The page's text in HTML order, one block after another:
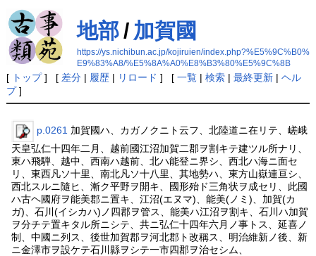
地部/ 加賀國
https://ys.nichibun.ac.jp/kojiruien/index.php?%E5%9C%B0%
E9%83%A8/%E5%8A%A0%E8%B3%80%E5%9C%8B
[ トップ] [ 差分| 履歴| リロード ] [ 一覧| 検索| 最終更新| ヘル
プ]
p.0261 加賀國ハ、カガノクニト云フ、北陸道ニ在リテ、嵯峨
天皇弘仁十四年二月、越前國江沼加賀二郡ヲ割キテ建ツル所ナリ、
東ハ飛騨、越中、西南ハ越前、北ハ能登ニ界シ、西北ハ海ニ面セ
リ、東西凡ソ十里、南北凡ソ十八里、其地勢ハ、東方山嶽連亘シ、
西北スルニ隨ヒ、漸ク平野ヲ開キ、國形殆ド三角状ヲ成セリ、此國
ハ古ヘ國府ヲ能美郡ニ置キ、江沼(エヌマ)、能美(ノミ)、加賀(カ
ガ)、石川(イシカハ)ノ四郡ヲ管ス、能美ハ江沼ヲ割キ、石川ハ加賀
ヲ分チテ置キタル所ニシテ、共ニ弘仁十四年六月ノ事トス、延喜ノ
制、中國ニ列ス、後世加賀郡ヲ河北郡ト改稱ス、明治維新ノ後、新
ニ金澤市ヲ設ケテ石川縣ヲシテ一市四郡ヲ治セシム、